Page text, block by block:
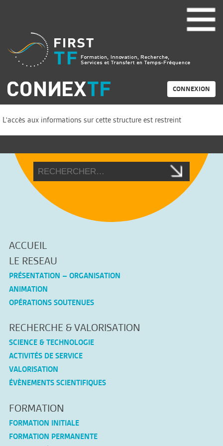
CONNEXION
L'accès aux informations sur cette structure est restreint
ACCUEIL
LE RESEAU
PRÉSENTATION – ORGANISATION
ANIMATION
OPÉRATIONS SOUTENUES
RECHERCHE & VALORISATION
SCIENCE & TECHNOLOGIE
ACTIVITÉS DE SERVICE
VALORISATION
ÉVÈNEMENTS SCIENTIFIQUES
FORMATION
FORMATION INITIALE
FORMATION PERMANENTE